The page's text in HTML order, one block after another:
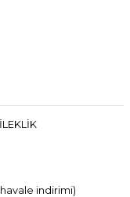
havale indirimi)